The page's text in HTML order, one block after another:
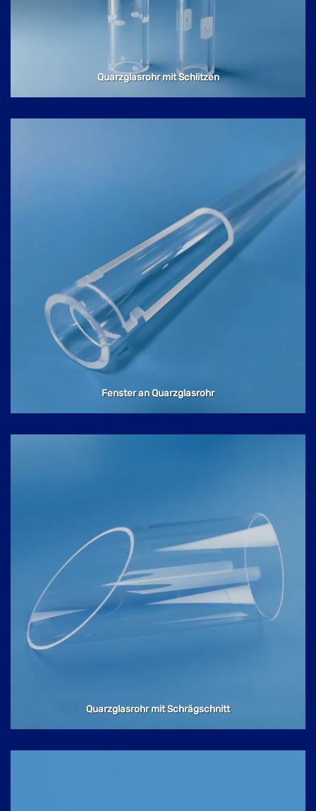
Quarzglasrohr mit Schlitzen
Fenster an Quarzglasrohr
Quarzglasrohr mit Schrägschnitt